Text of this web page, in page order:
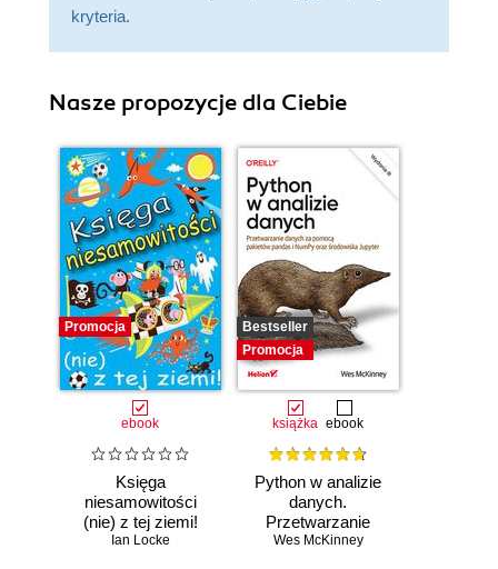
kryteria.
Nasze propozycje dla Ciebie
Promocja
ebook
Księga
niesamowitości
(nie) z tej ziemi!
Księga faktów
Ian Locke
Bestseller
Promocja
książka ebook
Python w analizie
danych.
Przetwarzanie
danych za pomocą
Wes McKinney